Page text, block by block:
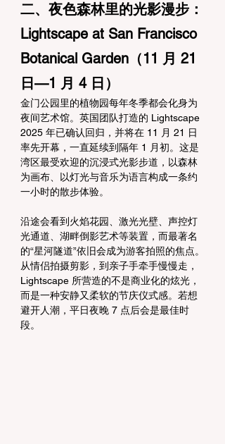
二、夜色森林里的光影漫步：
Lightscape at San Francisco
Botanical Garden（11 月 21
日—1 月 4 日）
金门公园里的植物园每年冬季都会化身为
夜间艺术馆。英国团队打造的 Lightscape
2025 年已确认回归，并将在 11 月 21 日
率先开幕，一直延续到隔年 1 月初。这是
湾区最受欢迎的沉浸式光影步道，以森林
为画布、以灯光与音乐为语言构成一条约
一小时的散步体验。
沿途会看到火焰花园、激光光壁、声控灯
光通道、湖畔倒影艺术等装置，而最著名
的“星河隧道”依旧会成为游客拍照的焦点。
从情侣拍摄剪影，到亲子手牵手慢慢走，
Lightscape 所营造的不是商业化的炫光，
而是一种安静又柔软的节庆仪式感。若想
避开人潮，平日夜晚 7 点后会是最佳时
段。